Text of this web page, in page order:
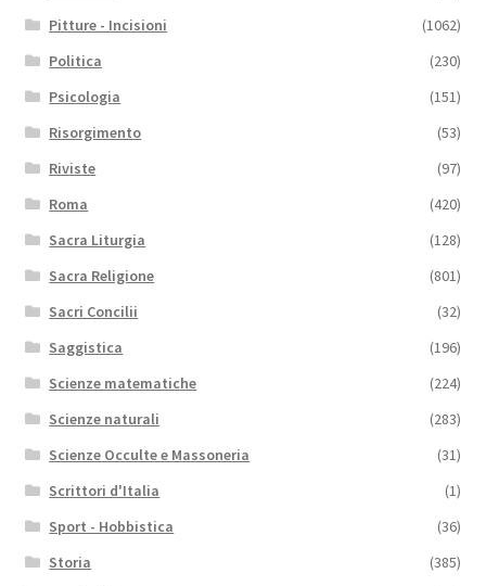
Pitture - Incisioni
(1062)
Politica
(230)
Psicologia
(151)
Risorgimento
(53)
Riviste
(97)
Roma
(420)
Sacra Liturgia
(128)
Sacra Religione
(801)
Sacri Concilii
(32)
Saggistica
(196)
Scienze matematiche
(224)
Scienze naturali
(283)
Scienze Occulte e Massoneria
(31)
Scrittori d'Italia
(1)
Sport - Hobbistica
(36)
Storia
(385)